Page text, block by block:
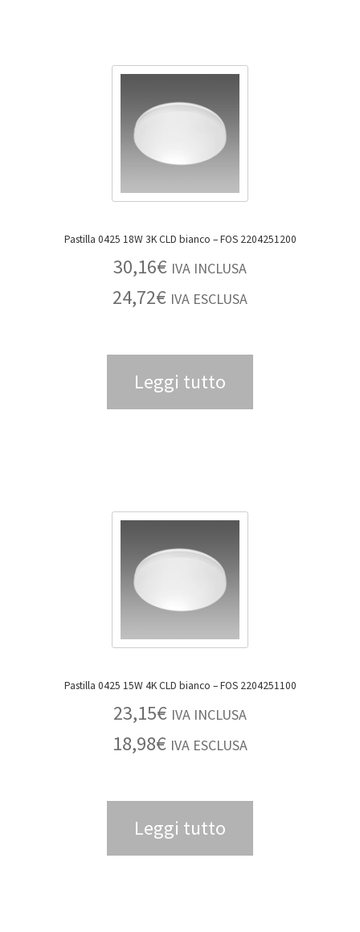
Pastilla 0425 18W 3K CLD bianco – FOS 2204251200
30,16€ IVA INCLUSA
24,72€ IVA ESCLUSA
Leggi tutto
Pastilla 0425 15W 4K CLD bianco – FOS 2204251100
23,15€ IVA INCLUSA
18,98€ IVA ESCLUSA
Leggi tutto